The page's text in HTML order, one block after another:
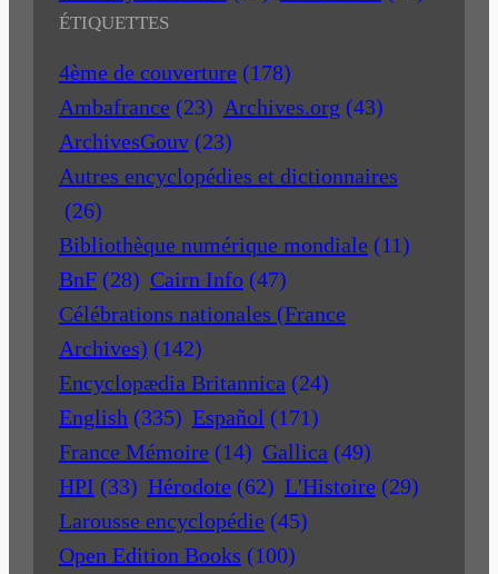
ÉTIQUETTES
4ème de couverture (178)
Ambafrance (23) Archives.org (43)
ArchivesGouv (23)
Autres encyclopédies et dictionnaires
(26)
Bibliothèque numérique mondiale (11)
BnF (28) Cairn Info (47)
Célébrations nationales (France
Archives) (142)
Encyclopædia Britannica (24)
English (335) Español (171)
France Mémoire (14) Gallica (49)
HPI (33) Hérodote (62) L'Histoire (29)
Larousse encyclopédie (45)
Open Edition Books (100)